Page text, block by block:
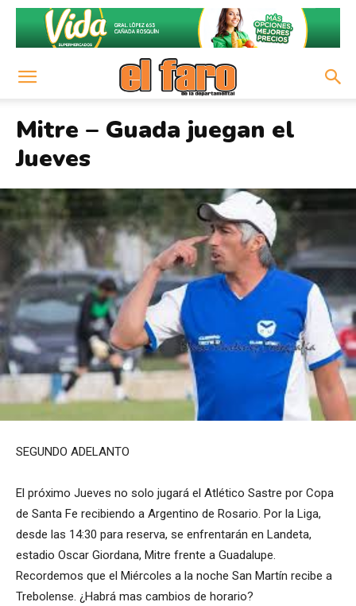
Mitre – Guada juegan el
Jueves
SEGUNDO ADELANTO
El próximo Jueves no solo jugará el Atlético Sastre por Copa
de Santa Fe recibiendo a Argentino de Rosario. Por la Liga,
desde las 14:30 para reserva, se enfrentarán en Landeta,
estadio Oscar Giordana, Mitre frente a Guadalupe.
Recordemos que el Miércoles a la noche San Martín recibe a
Trebolense. ¿Habrá mas cambios de horario?